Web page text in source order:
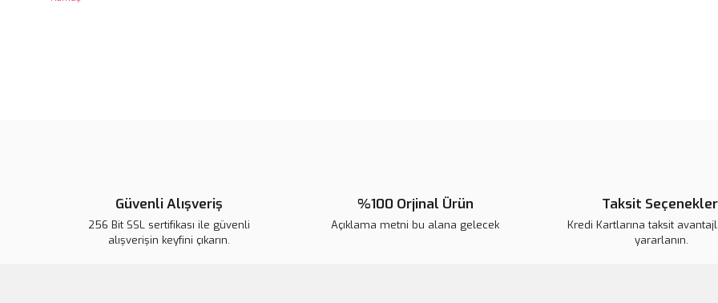
Güvenli Alışveriş
256 Bit SSL sertifikası ile güvenli
alışverişin keyfini çıkarın.
%100 Orjinal Ürün
Açıklama metni bu alana gelecek
Taksit
Kredi Kartlarına taksit
yararlanın.